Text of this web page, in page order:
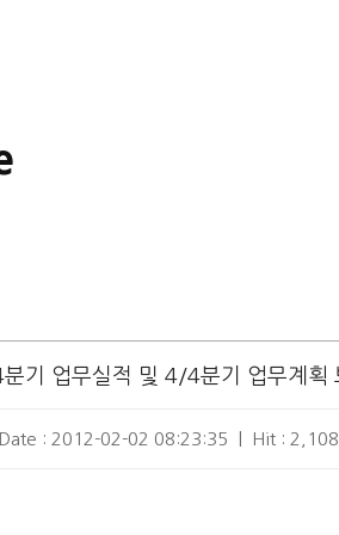
기 업무실적 및 4/4분기 업무계획
Date : 2012-02-02 08:23:35 Hit : 2,108